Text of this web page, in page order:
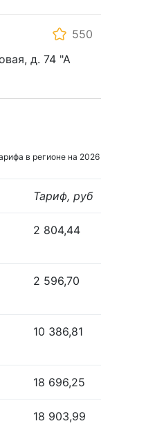
550
д. 74 "А
в регионе на 2026
Тариф, руб
2 804,44
2 596,70
10 386,81
18 696,25
18 903,99